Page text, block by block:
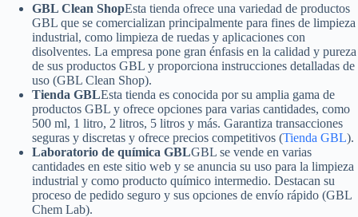
GBL Clean ShopEsta tienda ofrece una variedad de productos
GBL que se comercializan principalmente para fines de limpieza
industrial, como limpieza de ruedas y aplicaciones con
disolventes. La empresa pone gran énfasis en la calidad y pureza
de sus productos GBL y proporciona instrucciones detalladas de
uso (GBL Clean Shop).
Tienda GBLEsta tienda es conocida por su amplia gama de
productos GBL y ofrece opciones para varias cantidades, como
500 ml, 1 litro, 2 litros, 5 litros y más. Garantiza transacciones
seguras y discretas y ofrece precios competitivos (Tienda GBL).
Laboratorio de química GBLGBL se vende en varias
cantidades en este sitio web y se anuncia su uso para la limpieza
industrial y como producto químico intermedio. Destacan su
proceso de pedido seguro y sus opciones de envío rápido (GBL
Chem Lab).